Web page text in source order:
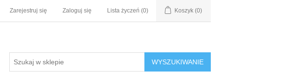
Zarejestruj się Zaloguj się Lista życzeń (0) Koszyk (0)
WYSZUKIWANIE